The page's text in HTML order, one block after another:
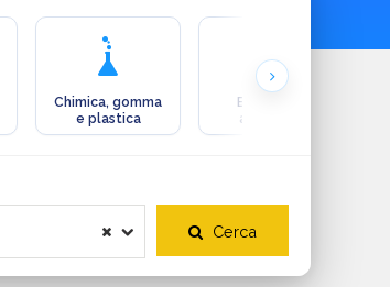
Chimica, gomma
e plastica
Ecologia e
ambiente
Cerca